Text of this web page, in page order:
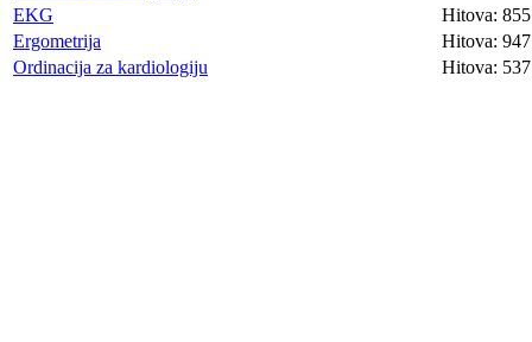
EKG
Hitova: 855
Ergometrija
Hitova: 947
Ordinacija za kardiologiju
Hitova: